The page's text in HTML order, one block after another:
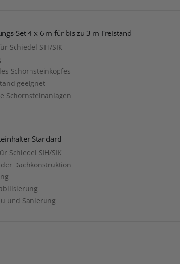
Set 4 x 6 m für bis zu 3 m Freistand
Schiedel SIH/SIK
Schornsteinkopfes
geeignet
Schornsteinanlagen
Standard
Schiedel SIH/SIK
Dachkonstruktion
und Sanierung